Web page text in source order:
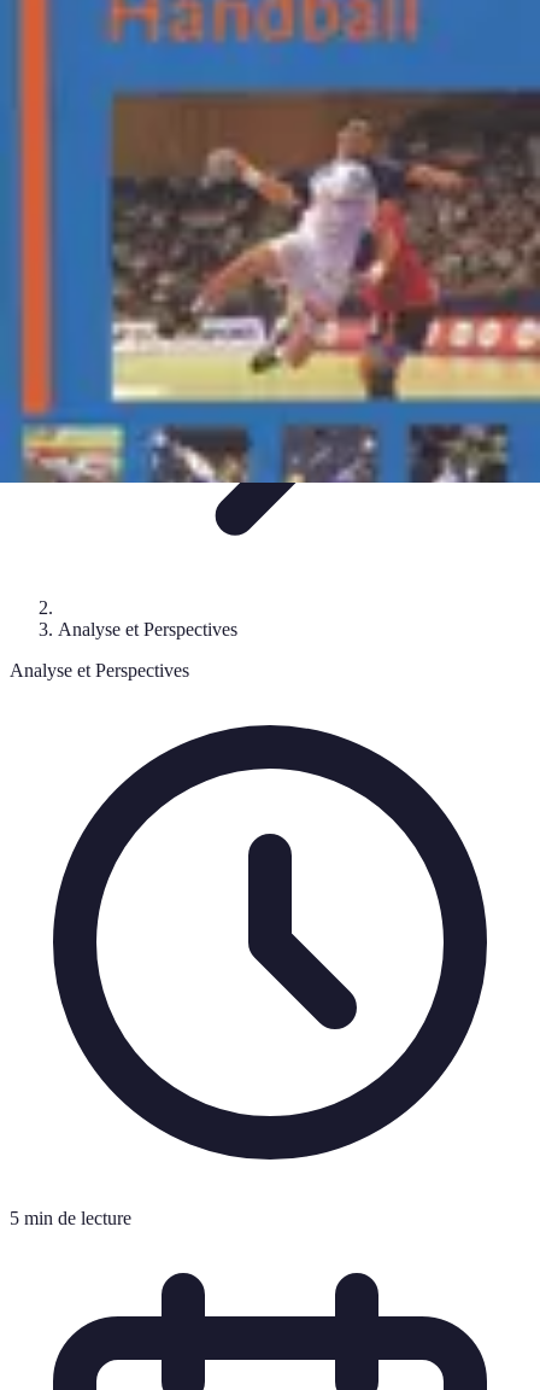
Handball Actu
Résultats et analysesTransferts et
Analyse et Perspectives
Analyse et Perspectives
5 min de lecture